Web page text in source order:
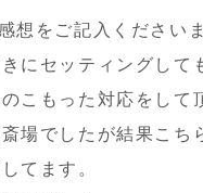
想をご記入くださいま
にセッティングして
こもった対応をして
場でしたが結果こち
てます。